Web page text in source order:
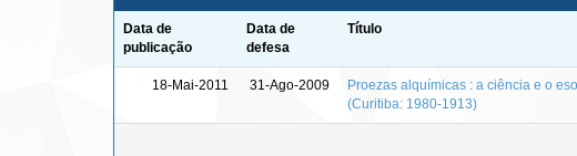
Data de
publicação
Data de
defesa
Título
18-Mai-2011 31-Ago-2009
Proezas alquímicas : a ciência e o
(Curitiba: 1980-1913)